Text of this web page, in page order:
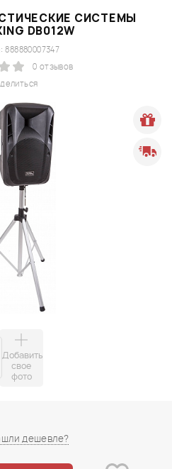
СИСТЕМЫ
DB012W
888880007347
0 отзывов
Добавить
свое
фото
дешевле?